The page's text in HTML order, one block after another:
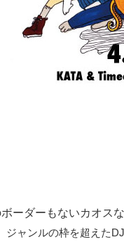
ーダーもないカオス
ジャンルの枠を超えた